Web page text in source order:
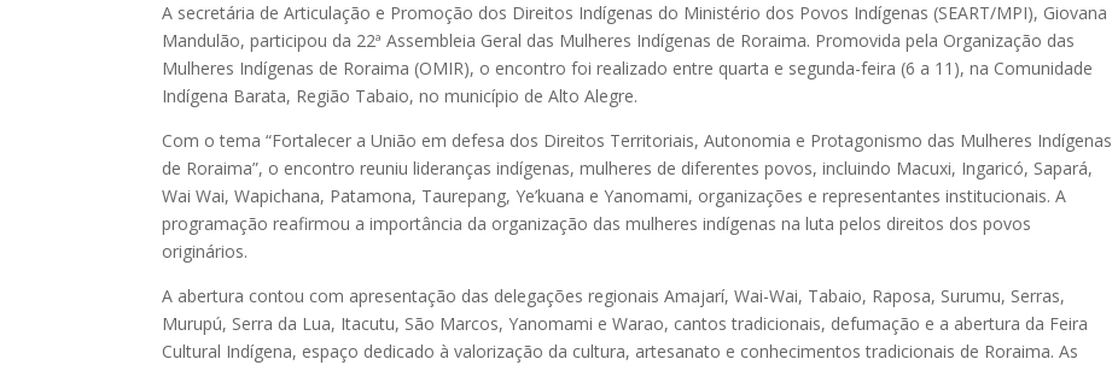
A secretária de Articulação e Promoção dos Direitos Indígenas do Ministério dos Povos Indígenas (SEART/MPI), Giovana
Mandulão, participou da 22ª Assembleia Geral das Mulheres Indígenas de Roraima. Promovida pela Organização das
Mulheres Indígenas de Roraima (OMIR), o encontro foi realizado entre quarta e segunda-feira (6 a 11), na Comunidade
Indígena Barata, Região Tabaio, no município de Alto Alegre.
Com o tema “Fortalecer a União em defesa dos Direitos Territoriais, Autonomia e Protagonismo das Mulheres Indígenas
de Roraima”, o encontro reuniu lideranças indígenas, mulheres de diferentes povos, incluindo Macuxi, Ingaricó, Sapará,
Wai Wai, Wapichana, Patamona, Taurepang, Ye’kuana e Yanomami, organizações e representantes institucionais. A
programação reafirmou a importância da organização das mulheres indígenas na luta pelos direitos dos povos
originários.
A abertura contou com apresentação das delegações regionais Amajarí, Wai-Wai, Tabaio, Raposa, Surumu, Serras,
Murupú, Serra da Lua, Itacutu, São Marcos, Yanomami e Warao, cantos tradicionais, defumação e a abertura da Feira
Cultural Indígena, espaço dedicado à valorização da cultura, artesanato e conhecimentos tradicionais de Roraima. As